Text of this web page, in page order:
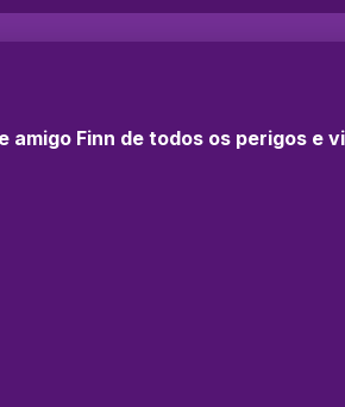
Finn de todos os perigos e